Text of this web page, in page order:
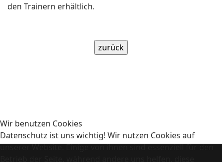
den Trainern erhältlich.
Wir benutzen Cookies
Datenschutz ist uns wichtig! Wir nutzen Cookies auf
unserer Website. Einige von ihnen sind essenziell für den